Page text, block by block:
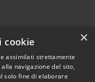
×
cookie
assimilati strettamente
navigazione del sito,
solo fine di elaborare